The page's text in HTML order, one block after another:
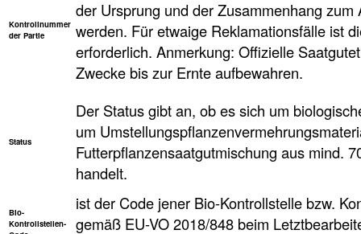
Kontrollnummer
der Partie
der Ursprung und der Zusammenhang
werden. Für etwaige Reklamationsfälle ist
erforderlich. Anmerkung: Offizielle
Zwecke bis zur Ernte aufbewahren.
Status
Der Status gibt an, ob es sich um
um
Futterpflanzensaatgutmischung aus mind.
handelt.
Bio-
Kontrollstellen-
ist der Code jener Bio-Kontrollstelle bzw.
gemäß EU-VO 2018/848 beim